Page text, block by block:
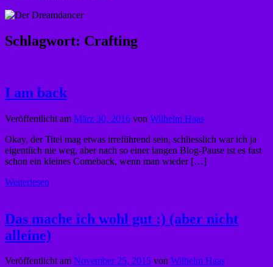
Schlagwort: Crafting
I am back
Veröffentlicht am März 30, 2016 von Wilhelm Haas
Okay, der Titel mag etwas irreführend sein, schliesslich war ich ja
eigentlich nie weg, aber nach so einer langen Blog-Pause ist es fast
schon ein kleines Comeback, wenn man wieder […]
Weiterlesen
Das mache ich wohl gut :) (aber nicht
alleine)
Veröffentlicht am November 25, 2015 von Wilhelm Haas